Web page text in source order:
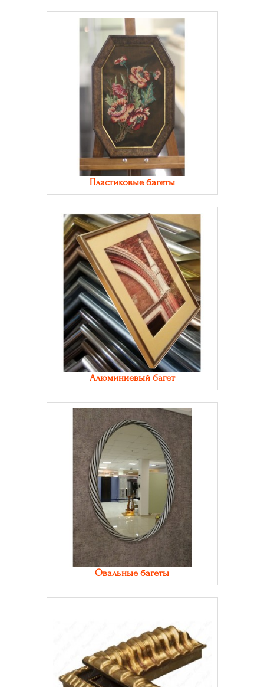
Пластиковые багеты
Алюминиевый багет
Овальные багеты